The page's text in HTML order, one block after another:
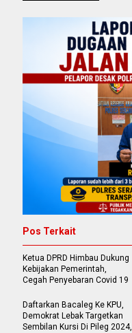
Pos Terkait
Ketua DPRD Himbau Dukung
Kebijakan Pemerintah,
Cegah Penyebaran Covid 19
Daftarkan Bacaleg Ke KPU,
Demokrat Lebak Targetkan
Sembilan Kursi Di Pileg 2024,